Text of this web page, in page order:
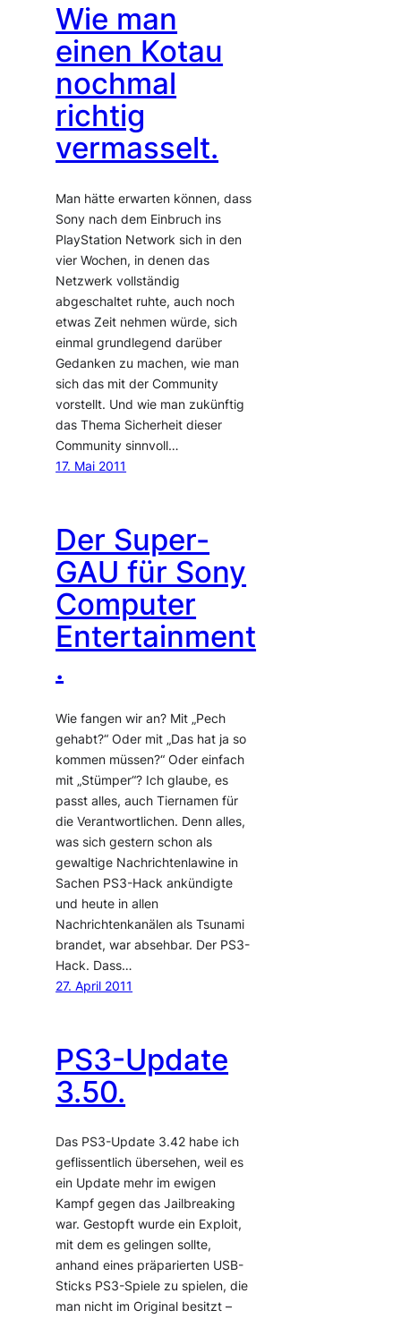
Wie man
einen Kotau
nochmal
richtig
vermasselt.
Man hätte erwarten können, dass
Sony nach dem Einbruch ins
PlayStation Network sich in den
vier Wochen, in denen das
Netzwerk vollständig
abgeschaltet ruhte, auch noch
etwas Zeit nehmen würde, sich
einmal grundlegend darüber
Gedanken zu machen, wie man
sich das mit der Community
vorstellt. Und wie man zukünftig
das Thema Sicherheit dieser
Community sinnvoll…
17. Mai 2011
Der Super-
GAU für Sony
Computer
Entertainment
.
Wie fangen wir an? Mit „Pech
gehabt?“ Oder mit „Das hat ja so
kommen müssen?“ Oder einfach
mit „Stümper“? Ich glaube, es
passt alles, auch Tiernamen für
die Verantwortlichen. Denn alles,
was sich gestern schon als
gewaltige Nachrichtenlawine in
Sachen PS3-Hack ankündigte
und heute in allen
Nachrichtenkanälen als Tsunami
brandet, war absehbar. Der PS3-
Hack. Dass…
27. April 2011
PS3-Update
3.50.
Das PS3-Update 3.42 habe ich
geflissentlich übersehen, weil es
ein Update mehr im ewigen
Kampf gegen das Jailbreaking
war. Gestopft wurde ein Exploit,
mit dem es gelingen sollte,
anhand eines präparierten USB-
Sticks PS3-Spiele zu spielen, die
man nicht im Original besitzt –